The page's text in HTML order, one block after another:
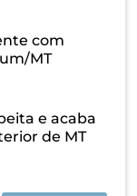
com
MT
e acaba
de MT